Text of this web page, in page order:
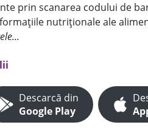
prin scanarea codului de
nutriționale ale
Descarcă din
Google Play